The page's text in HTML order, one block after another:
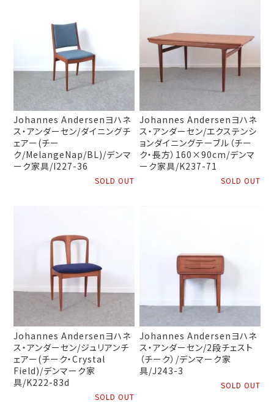
Johannes Andersenヨハネ
ス・アンダーセン/ダイニングチ
ェアー(チー
ク/MelangeNap/BL)/デンマ
ーク家具/I227-36
SOLD OUT
Johannes Andersenヨハネ
ス・アンダーセン/エクステンシ
ョンダイニングテーブル（チー
ク・長方）160×90cm/デンマ
ーク家具/K237-71
SOLD OUT
Johannes Andersenヨハネ
ス・アンダーセン/ジュリアンチ
ェアー(チーク・Crystal
Field)/デンマーク家
具/K222-83d
SOLD OUT
Johannes Andersenヨハネ
ス・アンダーセン/2段チェスト
（チーク）/デンマーク家
具/J243-3
SOLD OUT